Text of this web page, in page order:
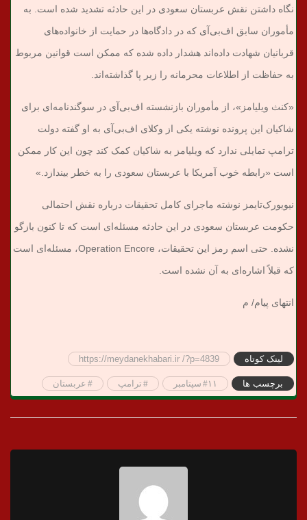
نگاه داشتن نقش عربستان سعودی در این حادثه تشدید شده است. به
مأموران سابق اف‌بی‌آی که در دادگاه‌ها در حمایت از خانواده‌های
قربانیان شهادت داده‌اند هشدار داده شده که ممکن است قوانین مربوط
به حفاظت از اطلاعات محرمانه را زیر پا گذاشته‌اند.
«کنث ویلیامز»، از مأموران بازنشسته اف‌بی‌آی در سوگندنامه‌ای برای
شاکیان این پرونده نوشته یکی از وکلای اف‌‌بی‌آی به او گفته دولت
ترامپ تمایلی ندارد که ویلیامز به شاکیان کمک کند چون این کار ممکن
است «رابطه خوب آمریکا با عربستان سعودی را به خطر بیندازد.»
نیویورک‌تایمز نوشته ماجرای کامل تحقیقات درباره نقش احتمالی
حکومت عربستان سعودی در این حادثه مسئله‌ای است که تا کنون بازگو
نشده. حتی اسم رمز این تحقیقات، Operation Encore، مسئله‌ای است
که قبلاً اشاره‌ای به آن نشده است.
انتهای پیام/ م
لینک کوتاه https://meydanekhabari.ir /?p=4839
برچسب ها ۱۱سپتامبر ترامپ عربستان